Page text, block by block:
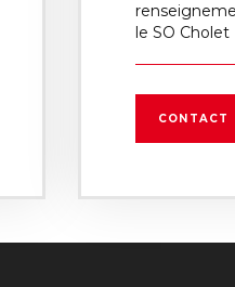
le SO Cholet
CONTACT